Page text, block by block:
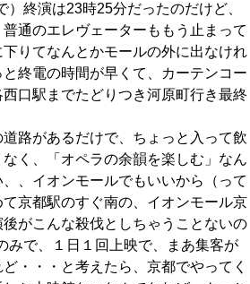
終演は23時25分だったのだけど、
通のエレヴェーターももう止まって
りてなんとかモールの外に出なけれ
終電の時間が早くて、カーテンコー
口駅までたどりつき河原町行き最終
路があるだけで、ちょっと入って飲
く、「オペラの余韻を楽しむ」なん
、イオンモールでもいいから（って
京都駅のすぐ南の、イオンモール京
がこんな殺伐としちゃうことないの
で、１日１回上映で、まあ集客が
・・・と考えたら、京都でやってく